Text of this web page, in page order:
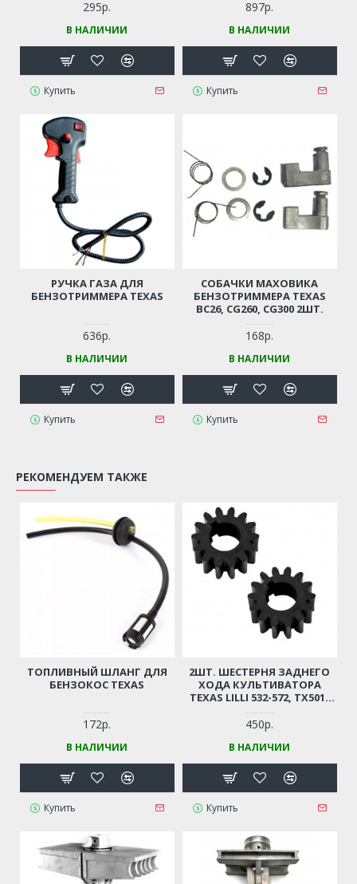
295р.
В НАЛИЧИИ
Купить
897р.
В НАЛИЧИИ
Купить
РУЧКА ГАЗА ДЛЯ
БЕНЗОТРИММЕРА TEXAS
636р.
В НАЛИЧИИ
Купить
СОБАЧКИ МАХОВИКА
БЕНЗОТРИММЕРА TEXAS
BC26, CG260, CG300 2ШТ.
168р.
В НАЛИЧИИ
Купить
РЕКОМЕНДУЕМ ТАКЖЕ
ТОПЛИВНЫЙ ШЛАНГ ДЛЯ
БЕНЗОКОС TEXAS
172р.
В НАЛИЧИИ
Купить
2ШТ. ШЕСТЕРНЯ ЗАДНЕГО
ХОДА КУЛЬТИВАТОРА
TEXAS LILLI 532-572, TX501-
BC5712, BC6712, BC6612H,
BC7712, BC7612H, CARVER T-
550R, T-650R, T-651R (МАЛАЯ)
450р.
В НАЛИЧИИ
Купить